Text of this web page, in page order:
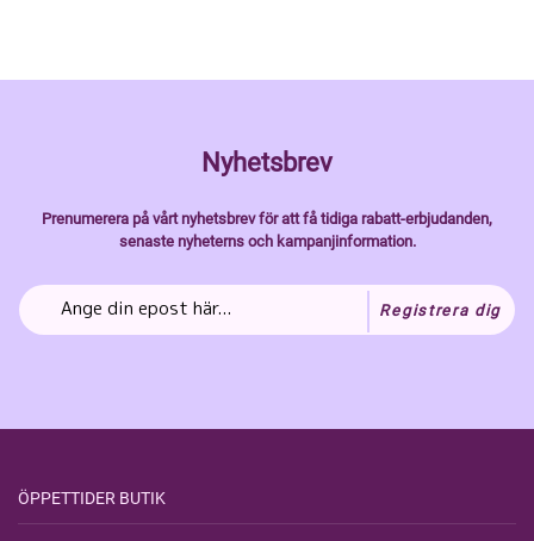
Nyhetsbrev
Prenumerera på vårt nyhetsbrev för att få tidiga rabatt-erbjudanden,
senaste nyheterns och kampanjinformation.
Registrera dig
ÖPPETTIDER BUTIK